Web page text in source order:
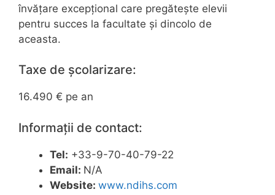
învățare excepțional care pregătește elevii
pentru succes la facultate și dincolo de
aceasta.
Taxe de școlarizare:
16.490 € pe an
Informații de contact:
Tel: +33-9-70-40-79-22
Email: N/A
Website: www.ndihs.com